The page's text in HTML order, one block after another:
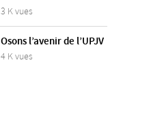
3 K vues
Osons l’avenir de l’UPJV
4 K vues